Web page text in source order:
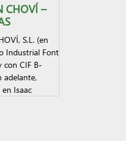
CHOVÍ –
S.L. (en
Industrial Font
con CIF B-
adelante,
Isaac